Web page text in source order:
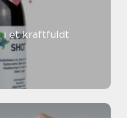
i et kraftfuldt